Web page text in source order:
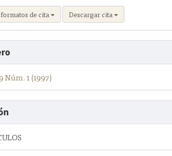
de cita Descargar cita
Núm. 1 (1997)